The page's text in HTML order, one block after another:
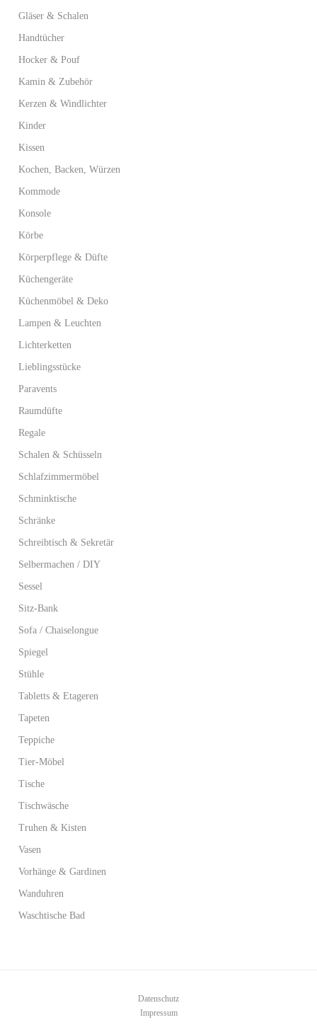
Gläser & Schalen
Handtücher
Hocker & Pouf
Kamin & Zubehör
Kerzen & Windlichter
Kinder
Kissen
Kochen, Backen, Würzen
Kommode
Konsole
Körbe
Körperpflege & Düfte
Küchengeräte
Küchenmöbel & Deko
Lampen & Leuchten
Lichterketten
Lieblingsstücke
Paravents
Raumdüfte
Regale
Schalen & Schüsseln
Schlafzimmermöbel
Schminktische
Schränke
Schreibtisch & Sekretär
Selbermachen / DIY
Sessel
Sitz-Bank
Sofa / Chaiselongue
Spiegel
Stühle
Tabletts & Etageren
Tapeten
Teppiche
Tier-Möbel
Tische
Tischwäsche
Truhen & Kisten
Vasen
Vorhänge & Gardinen
Wanduhren
Waschtische Bad
Datenschutz
Impressum